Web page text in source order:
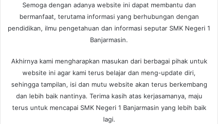
Semoga dengan adanya website ini dapat membantu dan
bermanfaat, terutama informasi yang berhubungan dengan
pendidikan, ilmu pengetahuan dan informasi seputar SMK Negeri 1
Banjarmasin.
Akhirnya kami mengharapkan masukan dari berbagai pihak untuk
website ini agar kami terus belajar dan meng-update diri,
sehingga tampilan, isi dan mutu website akan terus berkembang
dan lebih baik nantinya. Terima kasih atas kerjasamanya, maju
terus untuk mencapai SMK Negeri 1 Banjarmasin yang lebih baik
lagi.